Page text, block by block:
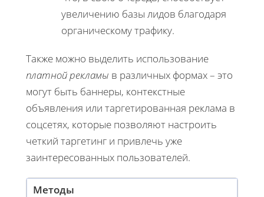
увеличению базы лидов благодаря
органическому трафику.
Также можно выделить использование
платной рекламы в различных формах – это
могут быть баннеры, контекстные
объявления или таргетированная реклама в
соцсетях, которые позволяют настроить
четкий таргетинг и привлечь уже
заинтересованных пользователей.
Методы